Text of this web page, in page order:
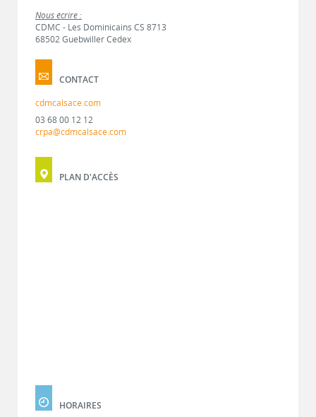
Nous écrire :
CDMC - Les Dominicains CS 8713
68502 Guebwiller Cedex
CONTACT
cdmcalsace.com
03 68 00 12 12
crpa@cdmcalsace.com
PLAN D'ACCÈS
HORAIRES